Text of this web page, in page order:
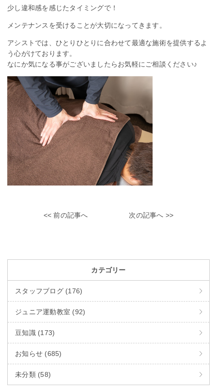
少し違和感を感じたタイミングで！
メンテナンスを受けることが大切になってきます。
アシストでは、ひとりひとりに合わせて最適な施術を提供するよ
う心がけております。
なにか気になる事がございましたらお気軽にご相談ください♪
<< 前の記事へ 次の記事へ >>
カテゴリー
スタッフブログ (176)
ジュニア運動教室 (92)
豆知識 (173)
お知らせ (685)
未分類 (58)